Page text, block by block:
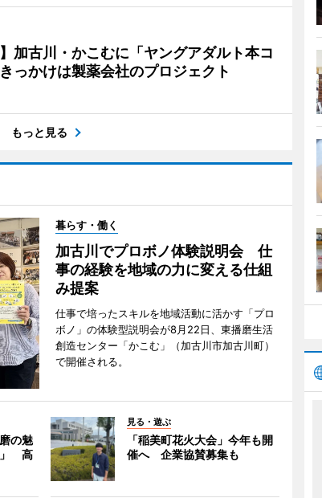
】加古川・かこむに「ヤングアダルト本コ
っかけは製薬会社のプロジェクト
もっと見る
暮らす・働く
加古川でプロボノ体験説明会 仕
事の経験を地域の力に変える仕組
み提案
仕事で培ったスキルを地域活動に活かす「プロ
ボノ」の体験型説明会が8月22日、東播磨生活
創造センター「かこむ」（加古川市加古川町）
で開催される。
の魅
」 高
見る・遊ぶ
「稲美町花火大会」今年も開
催へ 企業協賛募集も